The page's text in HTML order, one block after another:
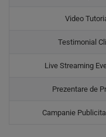
Video
Testimonial
Live Streaming
Prezentare de
Campanie